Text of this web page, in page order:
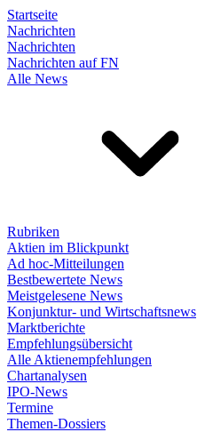
Startseite
Nachrichten
Nachrichten
Nachrichten auf FN
Alle News
Rubriken
Aktien im Blickpunkt
Ad hoc-Mitteilungen
Bestbewertete News
Meistgelesene News
Konjunktur- und Wirtschaftsnews
Marktberichte
Empfehlungsübersicht
Alle Aktienempfehlungen
Chartanalysen
IPO-News
Termine
Themen-Dossiers